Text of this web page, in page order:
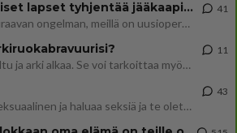
Uusioperheen aikuiset lapset tyhjentää jääkaapin käydessään
Miten selvittäisitte seuraavan ongelman, meillä on uusioperhe, minulla teini-ikäiset lapset ja puolisolla aikuiset, jotk
41
Lomat on monella lomailtu ja arki alkaa. Se voi tarkoittaa myös sitä, että grillailut on grillattu ja palataan arjen ruo
11
Miksi se että mies on seksuaalinen ja haluaa seksiä ja te olette hänen mielestänne haluttava on vastenmielistä? Mikä sii
43